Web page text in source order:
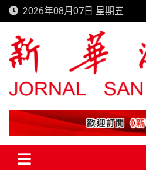
Skip
to
content
2026年08月07日 星期五
新華澳報